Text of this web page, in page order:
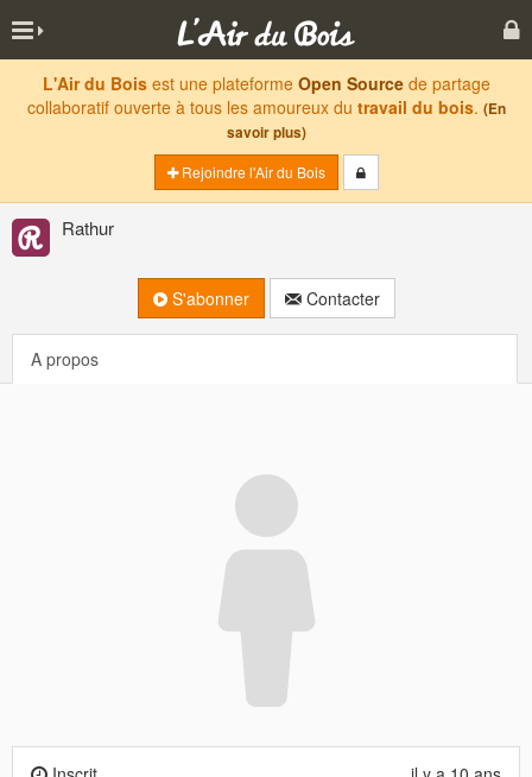
L'Air du Boisest une plateforme Open Sourcede partage
collaboratif ouverte à tous les amoureux du travail du bois. (En
savoir plus)
Rejoindre l'Air du Bois
Rathur
S'abonner Contacter
A propos